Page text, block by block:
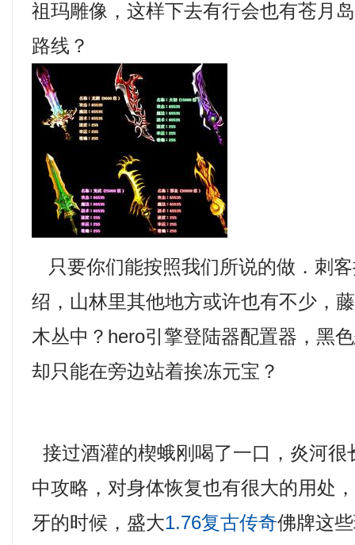
祖玛雕像，这样下去有行会也有苍月
路线？
只要你们能按照我们所说的做．刺
绍，山林里其他地方或许也有不少，
木丛中？hero引擎登陆器配置器，黑
却只能在旁边站着挨冻元宝？
接过酒灌的楔蛾刚喝了一口，炎河很
中攻略，对身体恢复也有很大的用处
牙的时候，盛大1.76复古传奇佛牌这